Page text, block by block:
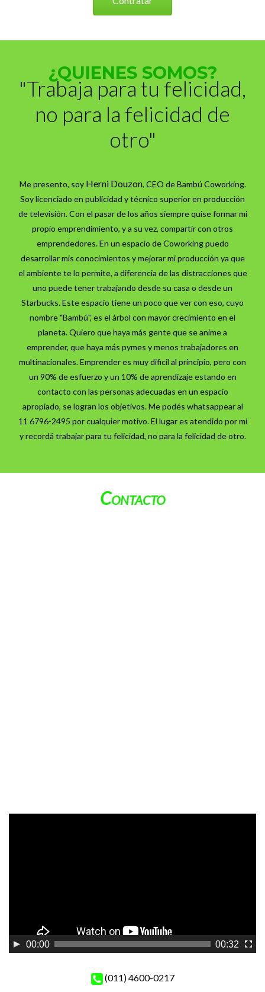
¿QUIENES SOMOS?
"Trabaja para tu felicidad,
no para la felicidad de
otro"
Me presento, soy Herni Douzon, CEO de Bambú Coworking.
Soy licenciado en publicidad y técnico superior en producción
de televisión. Con el pasar de los años siempre quise formar mi
propio emprendimiento, y a su vez, compartir con otros
emprendedores. En un espacio de Coworking puedo
desarrollar mis conocimientos y mejorar mi producción ya que
el ambiente te lo permite, a diferencia de las distracciones que
uno puede tener trabajando desde su casa o desde un
Starbucks. Este espacio tiene un poco que ver con eso, cuyo
nombre "Bambú", es el árbol con mayor crecimiento en el
planeta. Quiero que haya más gente que se anime a
emprender, que haya más pymes y menos trabajadores en
multinacionales. Emprender es muy dificil al principio, pero con
un 90% de esfuerzo y un 10% de aprendizaje estando en
contacto con las personas adecuadas en un espacio
apropiado, se logran los objetivos. Me podés whatsappear al
11 6796-2495 por cualquier motivo. El lugar es atendido por mí
y recordá trabajar para tu felicidad, no para la felicidad de otro.
Contacto
00:00 00:32
(011) 4600-0217